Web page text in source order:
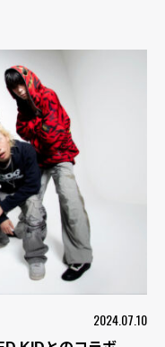
2024.07.10